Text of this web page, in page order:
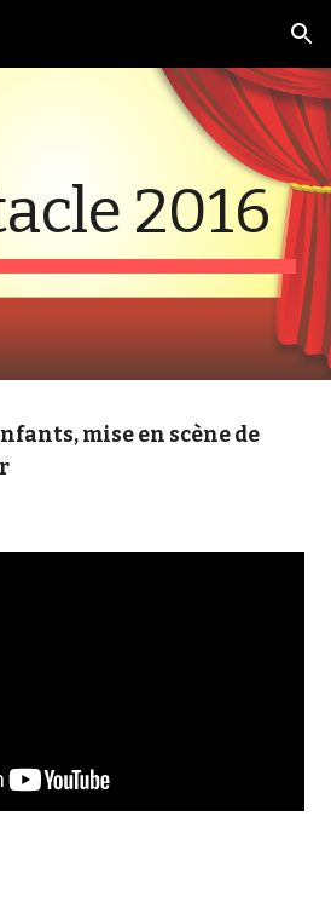
Skip to navigation
2016
mise en scène de